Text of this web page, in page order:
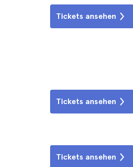
Tickets ansehen
Tickets ansehen
Tickets ansehen